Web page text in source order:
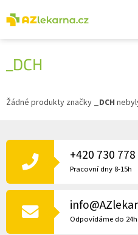
na
obsah
_DCH
Žádné produkty značky _DCH
Á
T
+420 730
Pracovní dny 8-15h
Odpovídáme do 24h